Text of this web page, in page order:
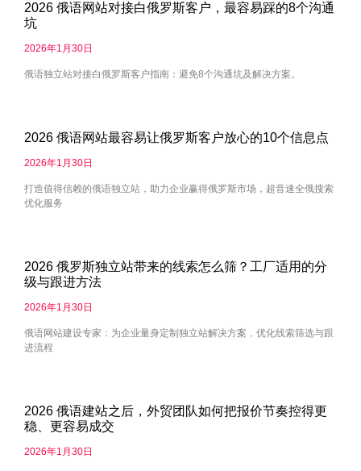
2026 俄语网站对接白俄罗斯客户，最容易踩的8个沟通
坑
2026年1月30日
俄语独立站对接白俄罗斯客户指南：避免8个沟通坑及解决方案。
2026 俄语网站最容易让俄罗斯客户放心的10个信息点
2026年1月30日
打造值得信赖的俄语独立站，助力企业赢得俄罗斯市场，超音速全俄搜索
优化服务
2026 俄罗斯独立站带来的线索怎么筛？工厂适用的分
级与跟进方法
2026年1月30日
俄语网站建设专家：为企业量身定制独立站解决方案，优化线索筛选与跟
进流程
2026 俄语建站之后，外贸团队如何把报价节奏控得更
稳、更容易成交
2026年1月30日